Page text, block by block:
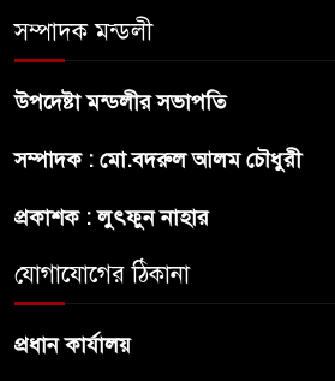
বন্ধুত্ব : ব্রেট লি
সম্পাদক মন্ডলী
উপদেষ্টা মন্ডলীর সভাপতি
সম্পাদক : মো.বদরুল আলম চৌধুরী
প্রকাশক : লুৎফুন নাহার
যোগাযোগের ঠিকানা
প্রধান কার্যালয়